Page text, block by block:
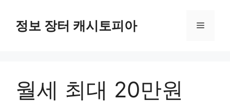
content정보 장터 캐시토피아 Menu
월세 최대 20만원